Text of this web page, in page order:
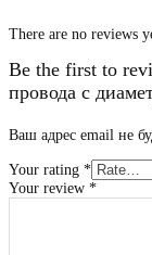
There are no reviews
Be the first to
провода с
Ваш адрес email не
Your rating *
Your review *